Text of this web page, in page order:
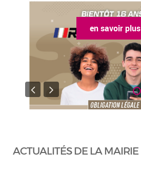
en savoir plus
ACTUALITÉS DE LA MAIRIE